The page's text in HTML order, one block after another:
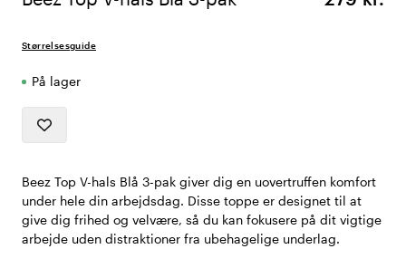
Størrelsesguide
På lager
Beez Top V-hals Blå 3-pak giver dig en uovertruffen komfort
under hele din arbejdsdag. Disse toppe er designet til at
give dig frihed og velvære, så du kan fokusere på dit vigtige
arbejde uden distraktioner fra ubehagelige underlag.